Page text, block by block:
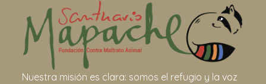
Nuestra misión es clara: somos el refugio y la voz